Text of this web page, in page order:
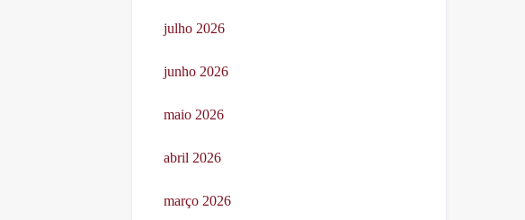
julho 2026
junho 2026
maio 2026
abril 2026
março 2026